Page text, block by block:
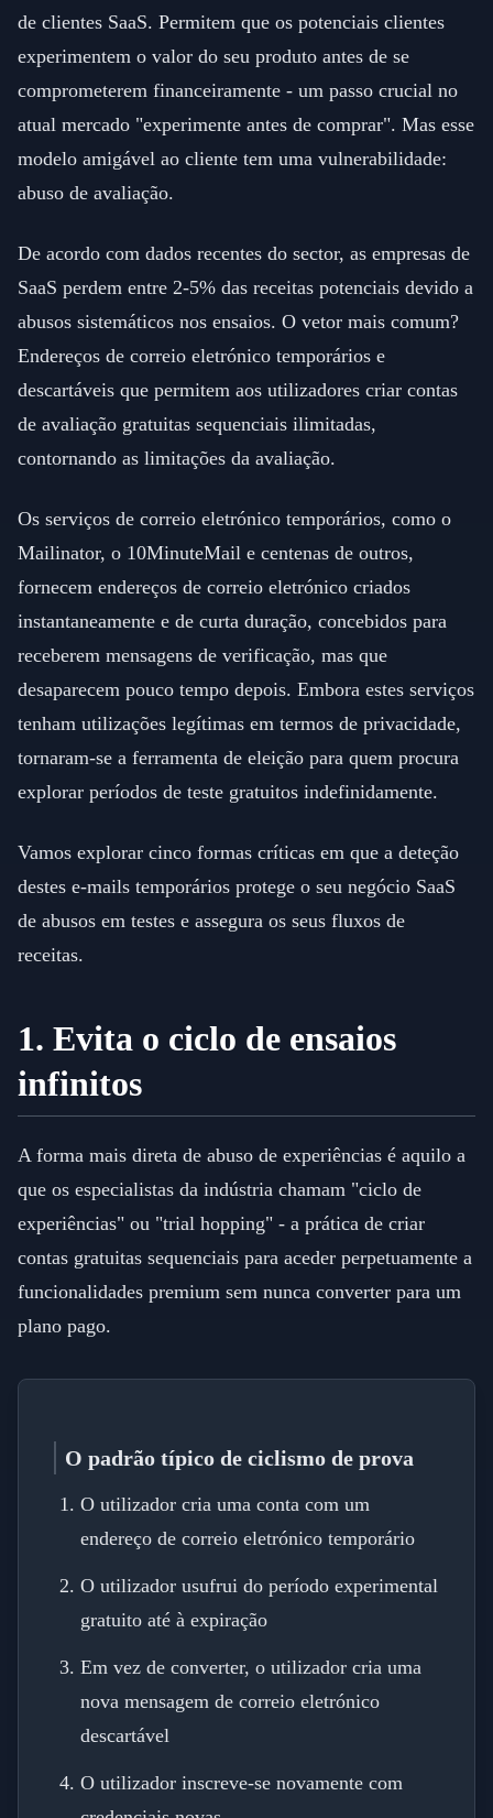
de clientes SaaS. Permitem que os potenciais clientes
experimentem o valor do seu produto antes de se
comprometerem financeiramente - um passo crucial no
atual mercado "experimente antes de comprar". Mas esse
modelo amigável ao cliente tem uma vulnerabilidade:
abuso de avaliação.
De acordo com dados recentes do sector, as empresas de
SaaS perdem entre 2-5% das receitas potenciais devido a
abusos sistemáticos nos ensaios. O vetor mais comum?
Endereços de correio eletrónico temporários e
descartáveis que permitem aos utilizadores criar contas
de avaliação gratuitas sequenciais ilimitadas,
contornando as limitações da avaliação.
Os serviços de correio eletrónico temporários, como o
Mailinator, o 10MinuteMail e centenas de outros,
fornecem endereços de correio eletrónico criados
instantaneamente e de curta duração, concebidos para
receberem mensagens de verificação, mas que
desaparecem pouco tempo depois. Embora estes serviços
tenham utilizações legítimas em termos de privacidade,
tornaram-se a ferramenta de eleição para quem procura
explorar períodos de teste gratuitos indefinidamente.
Vamos explorar cinco formas críticas em que a deteção
destes e-mails temporários protege o seu negócio SaaS
de abusos em testes e assegura os seus fluxos de
receitas.
1. Evita o ciclo de ensaios
infinitos
A forma mais direta de abuso de experiências é aquilo a
que os especialistas da indústria chamam "ciclo de
experiências" ou "trial hopping" - a prática de criar
contas gratuitas sequenciais para aceder perpetuamente a
funcionalidades premium sem nunca converter para um
plano pago.
O padrão típico de ciclismo de prova
O utilizador cria uma conta com um
endereço de correio eletrónico temporário
O utilizador usufrui do período experimental
gratuito até à expiração
Em vez de converter, o utilizador cria uma
nova mensagem de correio eletrónico
descartável
O utilizador inscreve-se novamente com